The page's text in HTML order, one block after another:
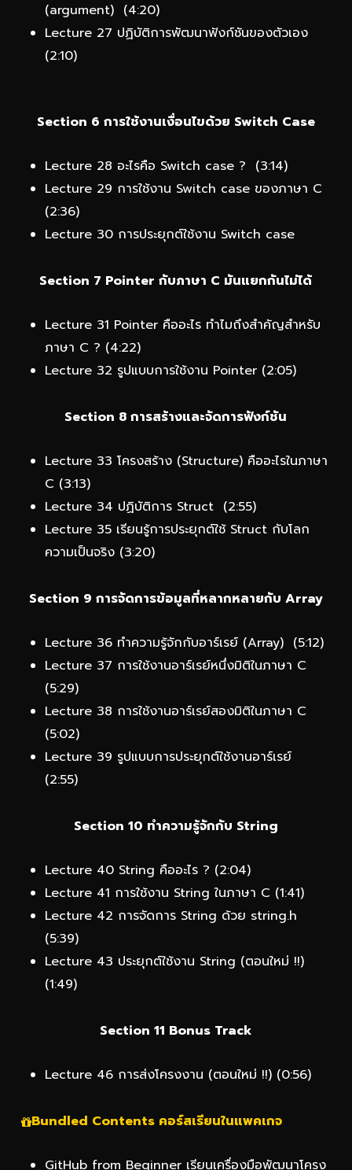
(argument) (4:20)
Lecture 27 ปฏิบัติการพัฒนาฟังก์ชันของตัวเอง
(2:10)
Section 6 การใช้งานเงื่อนไขด้วย Switch Case
Lecture 28 อะไรคือ Switch case ? (3:14)
Lecture 29 การใช้งาน Switch case ของภาษา C
(2:36)
Lecture 30 การประยุกต์ใช้งาน Switch case
Section 7 Pointer กับภาษา C มันแยกกันไม่ได้
Lecture 31 Pointer คืออะไร ทำไมถึงสำคัญสำหรับ
ภาษา C ? (4:22)
Lecture 32 รูปแบบการใช้งาน Pointer (2:05)
Section 8 การสร้างและจัดการฟังก์ชัน
Lecture 33 โครงสร้าง (Structure) คืออะไรในภาษา
C (3:13)
Lecture 34 ปฏิบัติการ Struct (2:55)
Lecture 35 เรียนรู้การประยุกต์ใช้ Struct กับโลก
ความเป็นจริง (3:20)
Section 9 การจัดการข้อมูลที่หลากหลายกับ Array
Lecture 36 ทำความรู้จักกับอาร์เรย์ (Array) (5:12)
Lecture 37 การใช้งานอาร์เรย์หนึ่งมิติในภาษา C
(5:29)
Lecture 38 การใช้งานอาร์เรย์สองมิติในภาษา C
(5:02)
Lecture 39 รูปแบบการประยุกต์ใช้งานอาร์เรย์
(2:55)
Section 10 ทำความรู้จักกับ String
Lecture 40 String คืออะไร ? (2:04)
Lecture 41 การใช้งาน String ในภาษา C (1:41)
Lecture 42 การจัดการ String ด้วย string.h
(5:39)
Lecture 43 ประยุกต์ใช้งาน String (ตอนใหม่ !!)
(1:49)
Section 11 Bonus Track
Lecture 46 การส่งโครงงาน (ตอนใหม่ !!) (0:56)
Bundled Contents คอร์สเรียนในแพคเกจ
GitHub from Beginner เรียนเครื่องมือพัฒนาโครง